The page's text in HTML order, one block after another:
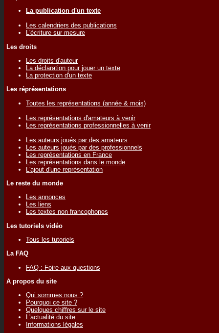
La publication d'un texte
Les calendriers des publications
L'écriture sur mesure
Les droits
Les droits d'auteur
La déclaration pour jouer un texte
La protection d'un texte
Les réprésentations
Toutes les représentations (année & mois)
Les représentations d'amateurs à venir
Les représentations professionnelles à venir
Les auteurs joués par des amateurs
Les auteurs joués par des professionnels
Les représentations en France
Les représentations dans le monde
L'ajout d'une représentation
Le reste du monde
Les annonces
Les liens
Les textes non francophones
Les tutoriels vidéo
Tous les tutoriels
La FAQ
FAQ : Foire aux questions
A propos du site
Qui sommes nous ?
Pourquoi ce site ?
Quelques chiffres sur le site
L'actualité du site
Informations légales